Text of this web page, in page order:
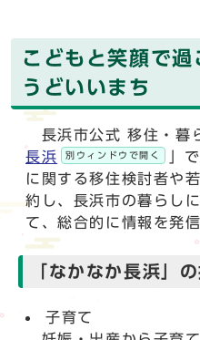
こどもと笑顔で過
うどいいまち
長浜市公式 移住・暮
長浜
別ウィンドウで開く
」
に関する移住検討者や
約し、長浜市の暮らし
て、総合的に情報を発
「なかなか長浜」
子育て